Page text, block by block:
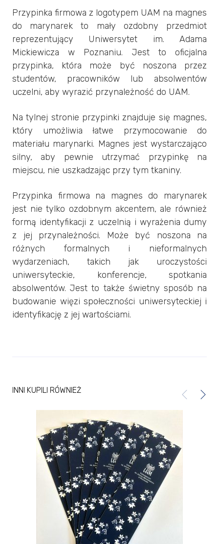
Przypinka firmowa z logotypem UAM na magnes
do marynarek to mały ozdobny przedmiot
reprezentujący Uniwersytet im. Adama
Mickiewicza w Poznaniu. Jest to oficjalna
przypinka, która może być noszona przez
studentów, pracowników lub absolwentów
uczelni, aby wyrazić przynależność do UAM.
Na tylnej stronie przypinki znajduje się magnes,
który umożliwia łatwe przymocowanie do
materiału marynarki. Magnes jest wystarczająco
silny, aby pewnie utrzymać przypinkę na
miejscu, nie uszkadzając przy tym tkaniny.
Przypinka firmowa na magnes do marynarek
jest nie tylko ozdobnym akcentem, ale również
formą identyfikacji z uczelnią i wyrażenia dumy
z jej przynależności. Może być noszona na
różnych formalnych i nieformalnych
wydarzeniach, takich jak uroczystości
uniwersyteckie, konferencje, spotkania
absolwentów. Jest to także świetny sposób na
budowanie więzi społeczności uniwersyteckiej i
identyfikację z jej wartościami.
INNI KUPILI RÓWNIEŻ